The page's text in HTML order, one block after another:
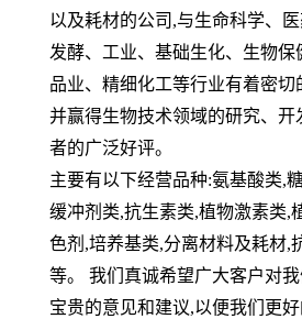
以及耗材的公司,与生命科学、医
发酵、工业、基础生化、生物
品业、精细化工等行业有着密切
并赢得生物技术领域的研究、开
者的广泛好评。
主要有以下经营品种:氨基酸类,
缓冲剂类,抗生素类,植物激素类,
色剂,培养基类,分离材料及耗材,
等。 我们真诚希望广大客户对
宝贵的意见和建议,以便我们更